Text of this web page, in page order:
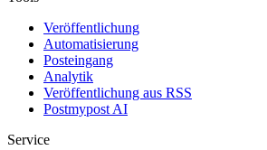
Veröffentlichung
Automatisierung
Posteingang
Analytik
Veröffentlichung aus RSS
Postmypost AI
Service